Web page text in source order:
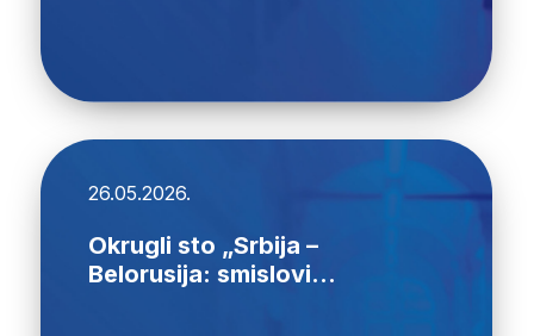
26.05.2026.
Okrugli sto „Srbija –
Belorusija: smislovi...